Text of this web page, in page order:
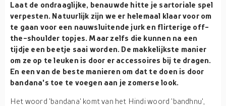
Laat de ondraaglijke, benauwde hitte je sartoriale spel
verpesten. Natuurlijk zijn we er helemaal klaar voor om
te gaan voor een nauwsluitende jurk en flirterige off-
the-shoulder topjes. Maar zelfs die kunnen na een
tijdje een beetje saai worden. De makkelijkste manier
om ze op te leuken is door er accessoires bij te dragen.
En een van de beste manieren om dat te doen is door
bandana's toe te voegen aan je zomerse look.
Het woord 'bandana' komt van het Hindi woord 'bandhnu',